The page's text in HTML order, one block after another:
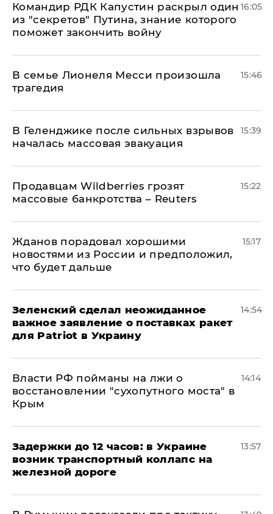
Командир РДК Капустин раскрыл один
из "секретов" Путина, знание которого
поможет закончить войну
16:05
В семье Лионеля Месси произошла
трагедия
15:46
В Геленджике после сильных взрывов
началась массовая эвакуация
15:39
Продавцам Wildberries грозят
массовые банкротства – Reuters
15:22
Жданов порадовал хорошими
новостями из России и предположил,
что будет дальше
15:17
Зеленский сделал неожиданное
важное заявление о поставках ракет
для Patriot в Украину
14:54
Власти РФ пойманы на лжи о
восстановлении "сухопутного моста" в
Крым
14:14
Задержки до 12 часов: в Украине
возник транспортный коллапс на
железной дороге
13:57